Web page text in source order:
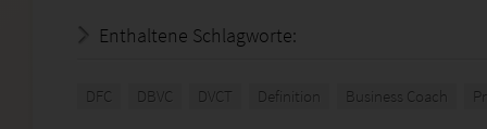
Enthaltene Schlagworte:
DFC DBVC DVCT Definition Business Coach